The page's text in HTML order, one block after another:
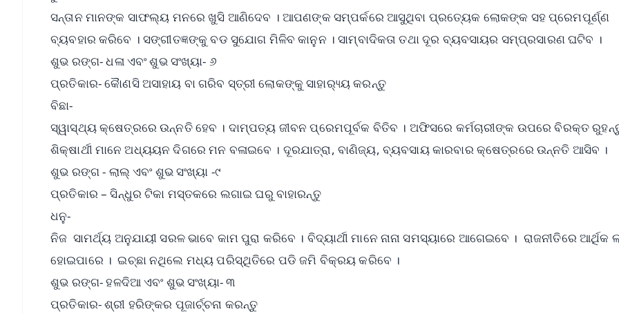
ସନ୍ତାନ ମାନଙ୍କ ସାଫଲ୍ୟ ମନରେ ଖୁସି ଆଣିଦେବ । ଆପଣଙ୍କ ସମ୍ପର୍କରେ ଆସୁଥିବା ପ୍ରତ୍ୟେକ ଲୋକଙ୍କ ସହ ପ୍ରେମପୂର୍ଣ୍ଣ
ବ୍ୟବହାର କରିବେ । ସଙ୍ଗୀତଜ୍ଞଙ୍କୁ ବଡ ସୁଯୋଗ ମିଳିବ କାନୁନ । ସାମ୍ବାଦିକତା ତଥା ଦୂର ବ୍ୟବସାୟର ସମ୍ପ୍ରସାରଣ ଘଟିବ ।
ଶୁଭ ରଙ୍ଗ- ଧଳା ଏବଂ ଶୁଭ ସଂଖ୍ୟା- ୬
ପ୍ରତିକାର- କୈାଣସି ଅସାହାୟ ବା ଗରିବ ସ୍ତ୍ରୀ ଲୋକଙ୍କୁ ସାହାର‌୍ୟ୍ୟ କରନ୍ତୁ
ବିଛା-
ସ୍ୱାସ୍ଥ୍ୟ କ୍ଷେତ୍ରରେ ଉନ୍ନତି ହେବ । ଦାମ୍ପତ୍ୟ ଜୀବନ ପ୍ରେମପୂର୍ବକ ବିତିବ । ଅଫିସରେ କର୍ମଚାରୀଙ୍କ ଉପରେ ବିରକ୍ତ ରୁହନ୍ତୁ
ଶିକ୍ଷାର୍ଥୀ ମାନେ ଅଧ୍ୟୟନ ଦିଗରେ ମନ ବଳାଇବେ । ଦୂରଯାତ୍ରା, ବାଣିଜ୍ୟ, ବ୍ୟବସାୟ କାରବାର କ୍ଷେତ୍ରରେ ଉନ୍ନତି ଆସିବ ।
ଶୁଭ ରଙ୍ଗ - ଲାଲ୍ ଏବଂ ଶୁଭ ସଂଖ୍ୟା -୯
ପ୍ରତିକାର – ସିନ୍ଧୁର ଟିକା ମସ୍ତକରେ ଲଗାଇ ଘରୁ ବାହାରନ୍ତୁ
ଧନୁ-
ନିଜ ସାମର୍ଥ୍ୟ ଅନୁଯାୟୀ ସରଳ ଭାବେ କାମ ପୁରା କରିବେ । ବିଦ୍ୟାର୍ଥୀ ମାନେ ନାନା ସମସ୍ୟାରେ ଆଗେଇବେ । ରାଜନୀତିରେ ଆର୍ଥିକ
ହୋଇପାରେ । ଇଚ୍ଛା ନଥିଲେ ମଧ୍ୟ ପରିସ୍ଥିତିରେ ପଡି ଜମି ବିକ୍ରୟ କରିବେ ।
ଶୁଭ ରଙ୍ଗ- ହଳଦିଆ ଏବଂ ଶୁଭ ସଂଖ୍ୟା- ୩
ପ୍ରତିକାର- ଶ୍ରୀ ହରିଙ୍କର ପୂଜାର୍ଚ୍ଚନା କରନ୍ତୁ